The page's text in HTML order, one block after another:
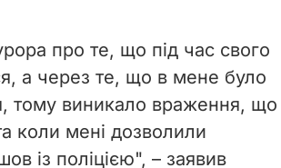
про те, що під час свого
а через те, що в мене було
тому виникало враження, що
коли мені дозволили
із поліцією", – заявив